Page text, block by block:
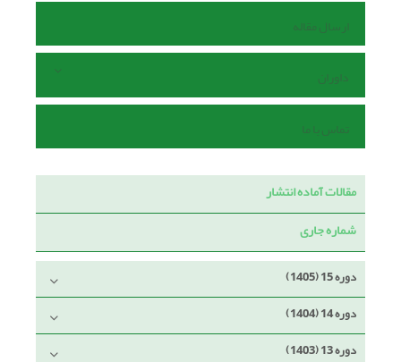
ارسال مقاله
داوران
تماس با ما
مقالات آماده انتشار
شماره جاری
دوره 15 (1405)
دوره 14 (1404)
دوره 13 (1403)